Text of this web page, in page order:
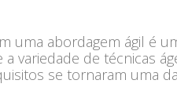
uma abordagem ágil é
variedade de técnicas
se tornaram uma